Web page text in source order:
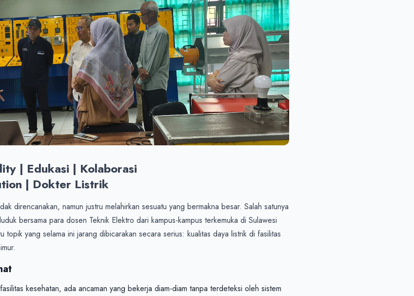
| Edukasi | Kolaborasi
| Dokter Listrik
direncanakan, namun justru melahirkan sesuatu yang bermakna besar. Salah satunya
bersama para dosen Teknik Elektro dari kampus-kampus terkemuka di Sulawesi
topik yang selama ini jarang dibicarakan secara serius: kualitas daya listrik di fasilitas
kesehatan, ada ancaman yang bekerja diam-diam tanpa terdeteksi oleh sistem